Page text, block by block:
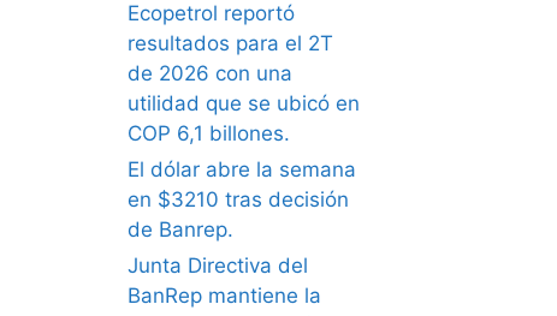
Ecopetrol reportó
resultados para el 2T
de 2026 con una
utilidad que se ubicó en
COP 6,1 billones.
El dólar abre la semana
en $3210 tras decisión
de Banrep.
Junta Directiva del
BanRep mantiene la